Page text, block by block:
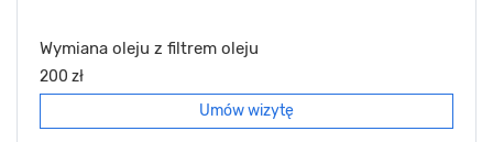
Wymiana oleju z filtrem oleju
200 zł
Umów wizytę